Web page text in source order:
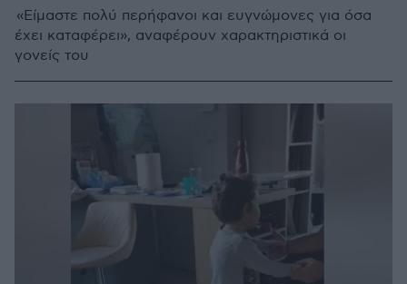
«Είμαστε πολύ περήφανοι και ευγνώμονες για όσα
έχει καταφέρει», αναφέρουν χαρακτηριστικά οι
γονείς του